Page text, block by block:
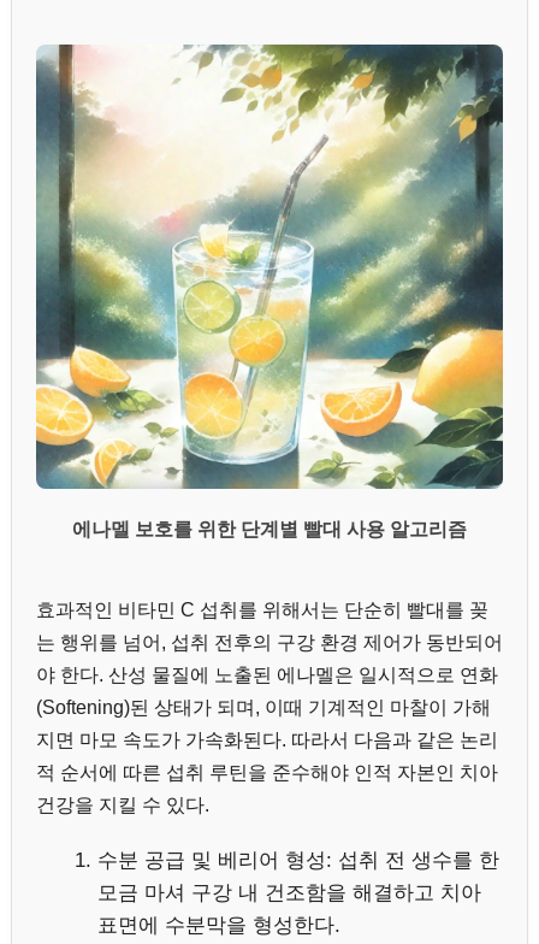
에나멜 보호를 위한 단계별 빨대 사용 알고리즘
효과적인 비타민 C 섭취를 위해서는 단순히 빨대를 꽂
는 행위를 넘어, 섭취 전후의 구강 환경 제어가 동반되어
야 한다. 산성 물질에 노출된 에나멜은 일시적으로 연화
(Softening)된 상태가 되며, 이때 기계적인 마찰이 가해
지면 마모 속도가 가속화된다. 따라서 다음과 같은 논리
적 순서에 따른 섭취 루틴을 준수해야 인적 자본인 치아
건강을 지킬 수 있다.
수분 공급 및 베리어 형성: 섭취 전 생수를 한
모금 마셔 구강 내 건조함을 해결하고 치아
표면에 수분막을 형성한다.